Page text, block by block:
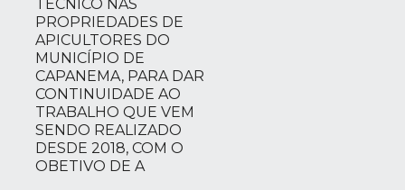
TÉCNICO NAS
PROPRIEDADES DE
APICULTORES DO
MUNICÍPIO DE
CAPANEMA, PARA DAR
CONTINUIDADE AO
TRABALHO QUE VEM
SENDO REALIZADO
DESDE 2018, COM O
OBETIVO DE A